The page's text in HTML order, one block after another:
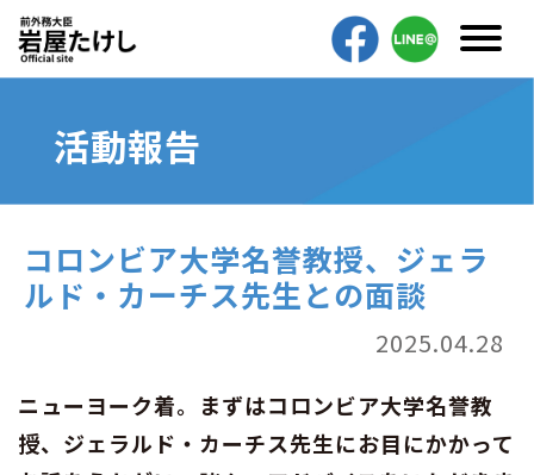
活動報告
コロンビア大学名誉教授、ジェラ
ルド・カーチス先生との面談
2025.04.28
ニューヨーク着。まずはコロンビア大学名誉教
授、ジェラルド・カーチス先生にお目にかかって